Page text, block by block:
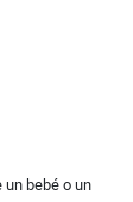
bebé o un